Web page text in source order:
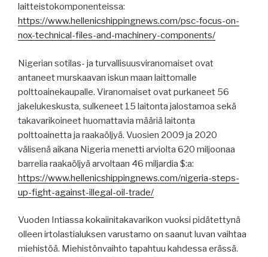
laitteistokomponenteissa:
https://www.hellenicshippingnews.com/psc-focus-on-
nox-technical-files-and-machinery-components/
Nigerian sotilas- ja turvallisuusviranomaiset ovat
antaneet murskaavan iskun maan laittomalle
polttoainekaupalle. Viranomaiset ovat purkaneet 56
jakelukeskusta, sulkeneet 15 laitonta jalostamoa sekä
takavarikoineet huomattavia määriä laitonta
polttoainetta ja raakaöljyä. Vuosien 2009 ja 2020
välisenä aikana Nigeria menetti arviolta 620 miljoonaa
barrelia raakaöljyä arvoltaan 46 miljardia $:a:
https://www.hellenicshippingnews.com/nigeria-steps-
up-fight-against-illegal-oil-trade/
Vuoden Intiassa kokaiinitakavarikon vuoksi pidätettynä
olleen irtolastialuksen varustamo on saanut luvan vaihtaa
miehistöä. Miehistönvaihto tapahtuu kahdessa erässä.